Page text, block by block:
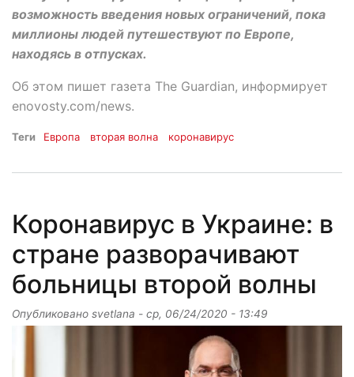
возможность введения новых ограничений, пока
миллионы людей путешествуют по Европе,
находясь в отпусках.
Об этом пишет газета The Guardian, информирует
enovosty.com/news.
Теги Европа вторая волна коронавирус
Коронавирус в Украине: в
стране разворачивают
больницы второй волны
Опубликовано svetlana - ср, 06/24/2020 - 13:49